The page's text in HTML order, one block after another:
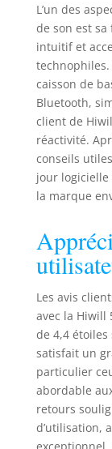
L’un des
de son est
intuitif et
technophiles.
caisson de
Bluetooth,
client de
réactivité.
conseils
jour logicielle
la marque
Les avis
avec la Hiwill
de 4,4
satisfait un
particulier
abordable
retours
d’utilisation,